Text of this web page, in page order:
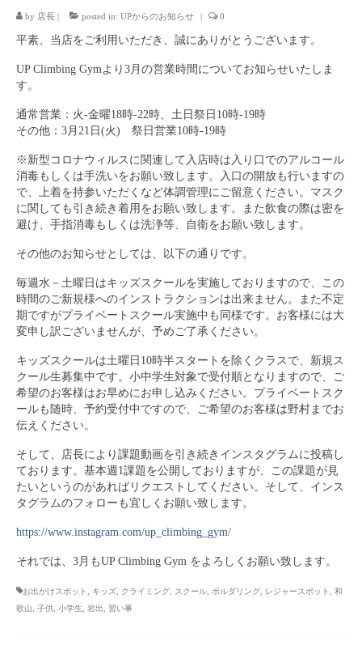
キッズボルダリングスクール
姿勢と健康・スポーツパフォーマンス
About Us
Contact Us
オリジナルTシャツ販売
by 店長 | posted in: UPからのお知らせ | 0
平素、当店をご利用いただき、誠にありがとうございます。
UP Climbing Gymより3月の営業時間についてお知らせいたしま
す。
通常営業：火-金曜18時-22時、土日祭日10時-19時
その他：3月21日(火) 祭日営業10時-19時
※新型コロナウィルスに関連して入店時は入り口でのアルコール
消毒もしくは手洗いをお願い致します。入口の開放も行いますの
で、上着を持参いただくなど体調管理にご留意ください。マスク
に関しても引き続き着用をお願い致します。また飲食の際は密を
避け、手指消毒もしくは洗浄等、自衛をお願い致します。
その他のお知らせとしては、以下の通りです。
毎週水－土曜日はキッズスクールを実施しておりますので、この
時間のご新規様へのインストラクションは出来ません。また不定
期ですがプライベートスクール実施中も同様です。お客様には大
変申し訳ございませんが、予めご了承ください。
キッズスクールは土曜日10時半スタートを除くクラスで、新規ス
クール生募集中です。小中学生対象で受付順となりますので、ご
希望のお客様はお早めにお申し込みください。プライベートスク
ールも随時、予約受付中ですので、ご希望のお客様は野村までお
伝えください。
そして、店長により課題動画を引き続きインスタグラムに投稿し
ております。基本週1課題を公開しておりますが、この課題が見
たいというのがあればリクエストしてください。そして、インス
タグラムのフォローも宜しくお願い致します。
https://www.instagram.com/up_climbing_gym/
それでは、3月もUP Climbing Gym をよろしくお願い致します。
お出かけスポット キッズ クライミング スクール ボルダリング レジャースポット
和
歌山
子供 小学生 岩出 習い事